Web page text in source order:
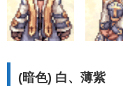
(暗色) 白、薄紫